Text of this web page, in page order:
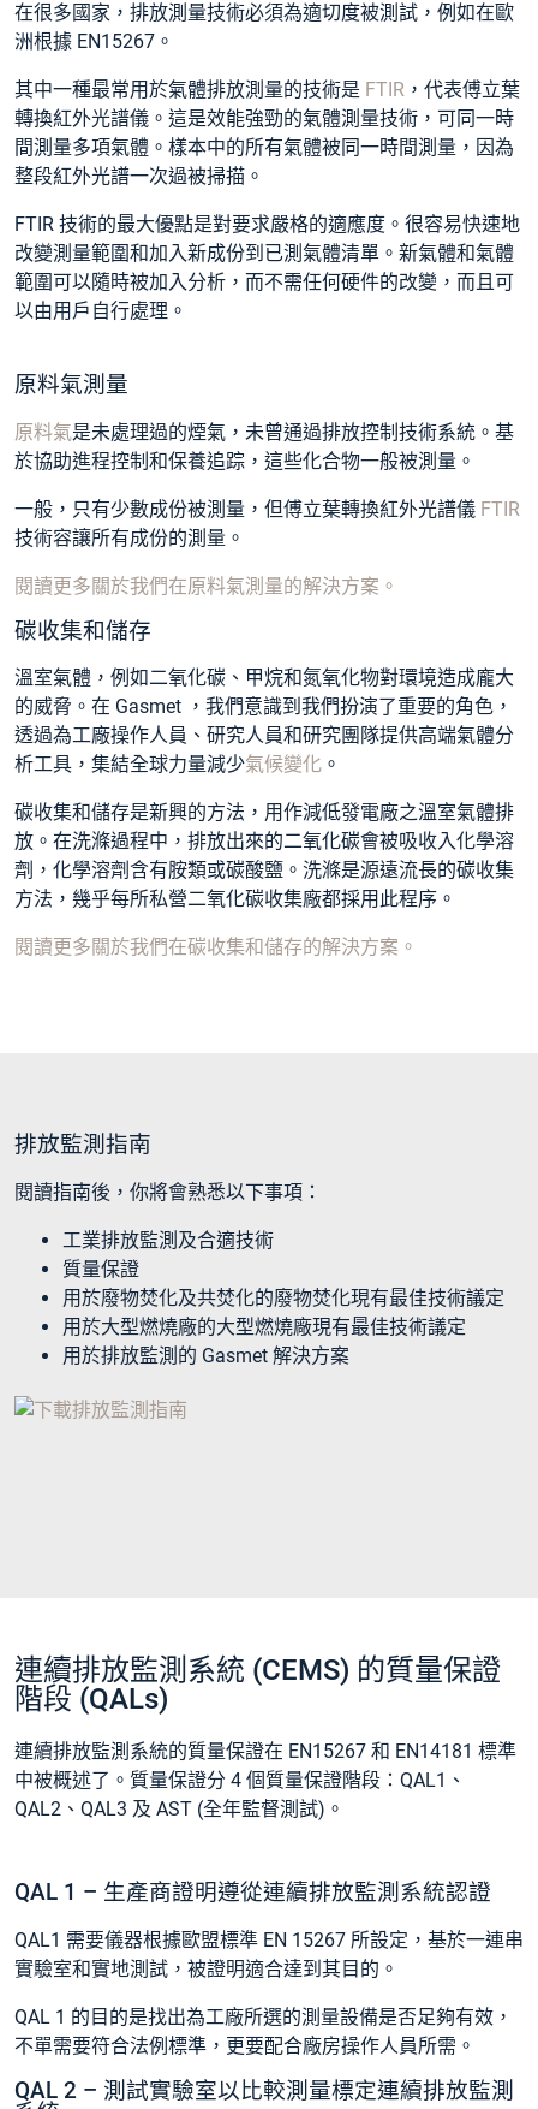
在很多國家，排放測量技術必須為適切度被測試，例如在歐
洲根據 EN15267。
其中一種最常用於氣體排放測量的技術是 FTIR ，代表傅立葉
轉換紅外光譜儀。這是效能強勁的氣體測量技術，可同一時
間測量多項氣體。樣本中的所有氣體被同一時間測量，因為
整段紅外光譜一次過被掃描。
FTIR 技術的最大優點是對要求嚴格的適應度。很容易快速地
改變測量範圍和加入新成份到已測氣體清單。新氣體和氣體
範圍可以隨時被加入分析，而不需任何硬件的改變，而且可
以由用戶自行處理。
原料氣測量
原料氣是未處理過的煙氣，未曾通過排放控制技術系統。基
於協助進程控制和保養追踪，這些化合物一般被測量。
一般，只有少數成份被測量，但傅立葉轉換紅外光譜儀 FTIR
技術容讓所有成份的測量。
閱讀更多關於我們在原料氣測量的解決方案。
碳收集和儲存
溫室氣體，例如二氧化碳、甲烷和氮氧化物對環境造成龐大
的威脅。在 Gasmet ，我們意識到我們扮演了重要的角色，
透過為工廠操作人員、研究人員和研究團隊提供高端氣體分
析工具，集結全球力量減少氣候變化 。
碳收集和儲存是新興的方法，用作減低發電廠之溫室氣體排
放。在洗滌過程中，排放出來的二氧化碳會被吸收入化學溶
劑，化學溶劑含有胺類或碳酸鹽。洗滌是源遠流長的碳收集
方法，幾乎每所私營二氧化碳收集廠都採用此程序。
閱讀更多關於我們在碳收集和儲存的解決方案。
排放監測指南
閱讀指南後，你將會熟悉以下事項：
工業排放監測及合適技術
質量保證
用於廢物焚化及共焚化的廢物焚化現有最佳技術議定
用於大型燃燒廠的大型燃燒廠現有最佳技術議定
用於排放監測的 Gasmet 解決方案
連續排放監測系統 (CEMS) 的質量保證
階段 (QALs)
連續排放監測系統的質量保證在 EN15267 和 EN14181 標準
中被概述了。質量保證分 4 個質量保證階段：QAL1、
QAL2、QAL3 及 AST (全年監督測試)。
QAL 1 – 生產商證明遵從連續排放監測系統認證
QAL1 需要儀器根據歐盟標準 EN 15267 所設定，基於一連串
實驗室和實地測試，被證明適合達到其目的。
QAL 1 的目的是找出為工廠所選的測量設備是否足夠有效，
不單需要符合法例標準，更要配合廠房操作人員所需。
QAL 2 – 測試實驗室以比較測量標定連續排放監測